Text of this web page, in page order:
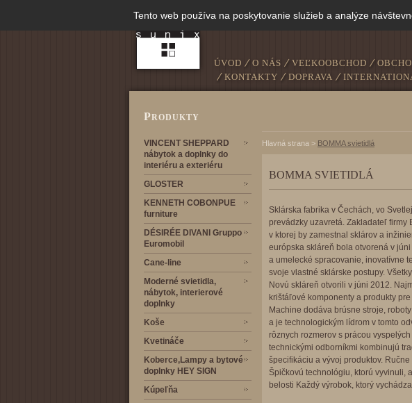
ÚVOD O NÁS VEĽKOOBCHOD
KONTAKTY
DOPRAVA
PRODUKTY
VINCENT SHEPPARD
nábytok a doplnky do
interiéru a exteriéru
GLOSTER
KENNETH COBONPUE
furniture
DÉSIRÉE DIVANI Gruppo
Euromobil
Cane-line
Moderné svietidla,
nábytok, interierové
doplnky
Koše
Kvetináče
Koberce,Lampy a bytové
doplnky HEY SIGN
Kúpeľňa
Hlavná strana > BOMMA svietidlá
BOMMA SVIETIDLÁ
Sklárska fabrika v Čechách, vo
prevádzky uzavretá. Zakladateľ firmy
v ktorej by zamestnal sklárov a
európska skláreň bola otvorená v
a umelecké spracovanie, inovatívne
svoje vlastné sklárske postupy.
Novú skláreň otvorili v júni 2012.
krištáľové komponenty a produkty
Machine dodáva brúsne stroje,
a je technologickým lídrom v tomto
rôznych rozmerov s prácou
technickými odborníkmi kombinujú
špecifikáciu a vývoj produktov.
Špičkovú technológiu, ktorú vyvinuli,
belosti Každý výrobok, ktorý
Tento web používa na poskytovanie služieb a analýze